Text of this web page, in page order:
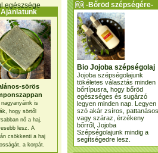
egészsége
sörös
nagyanyáink is
hogy sörtől
nő a haj,
lesz. A
csökkenti a haj
a korpát.
-Bőröd szépségére-
Bio Jojoba szépségolaj
Jojoba szépségolajunk
tökéletes választás minden
bőrtípusra, hogy bőröd
egészséges és sugárzó
legyen minden nap. Legyen
szó akár zsíros, pattanásos
vagy száraz, érzékeny
bőrről, Jojoba
Szépségolajunk mindig a
segítségedre lesz.